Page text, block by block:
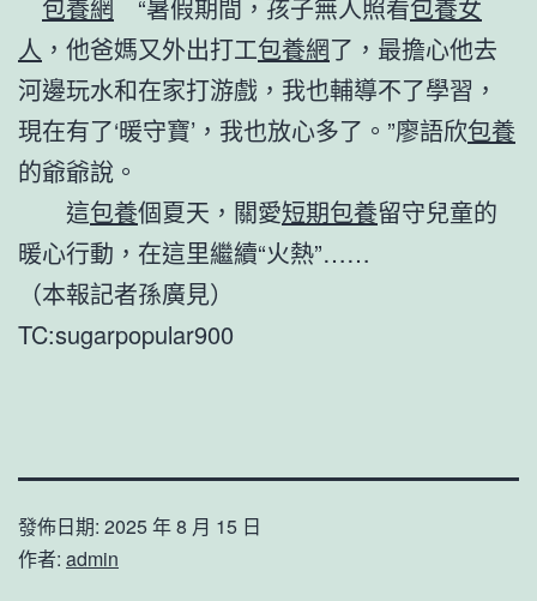
包養網 “暑假期間，孩子無人照看包養女
人 ，他爸媽又外出打工包養網了，最擔心他去
河邊玩水和在家打游戲，我也輔導不了學習，
現在有了‘暖守寶’，我也放心多了。”廖語欣包養
的爺爺說。
這包養個夏天，關愛短期包養留守兒童的
暖心行動，在這里繼續“火熱”……
（本報記者孫廣見）
TC:sugarpopular900
發佈日期: 2025 年 8 月 15 日
作者: admin